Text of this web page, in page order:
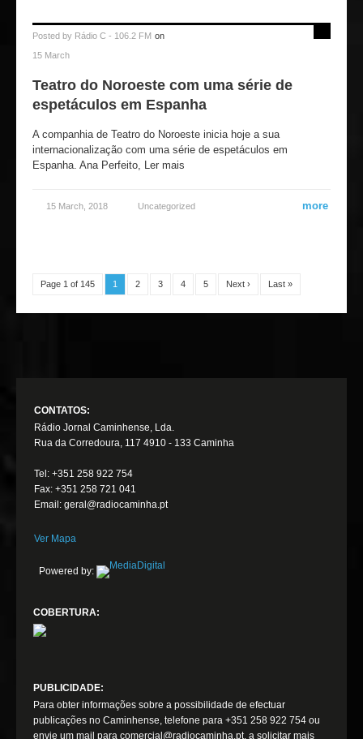
Posted by Rádio C - 106.2 FM on
15 March
Teatro do Noroeste com uma série de
espetáculos em Espanha
A companhia de Teatro do Noroeste inicia hoje a sua
internacionalização com uma série de espetáculos em
Espanha. Ana Perfeito, Ler mais
15 March, 2018 Uncategorized more
Page 1 of 145 1 2 3 4 5 Next › Last »
CONTATOS:
Rádio Jornal Caminhense, Lda.
Rua da Corredoura, 117 4910 - 133 Caminha
Tel: +351 258 922 754
Fax: +351 258 721 041
Email: geral@radiocaminha.pt
Ver Mapa
Powered by:
COBERTURA:
PUBLICIDADE:
Para obter informações sobre a possibilidade de efectuar
publicações no Caminhense, telefone para +351 258 922 754 ou
envie um mail para comercial@radiocaminha.pt, a solicitar mais